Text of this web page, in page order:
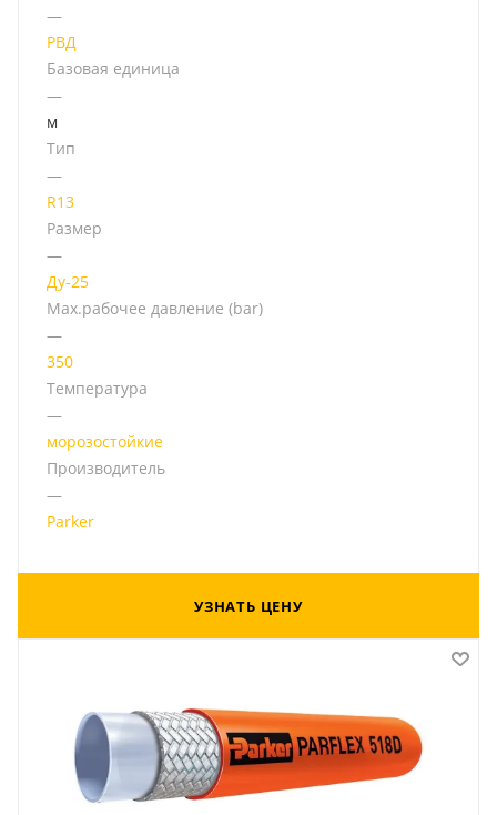
—
РВД
Базовая единица
—
м
Тип
—
R13
Размер
—
Ду-25
Мах.рабочее давление (bar)
—
350
Температура
—
морозостойкие
Производитель
—
Parker
УЗНАТЬ ЦЕНУ